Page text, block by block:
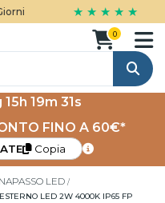
★ ★ ★ ★ ★
Cerca
0
15h 19m 31s
FINO A 60€*
Copia
LED
LED 2W 4000K IP65 FP